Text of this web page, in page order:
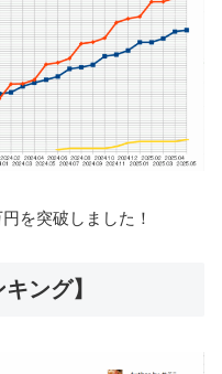
を突破しました！
ング】